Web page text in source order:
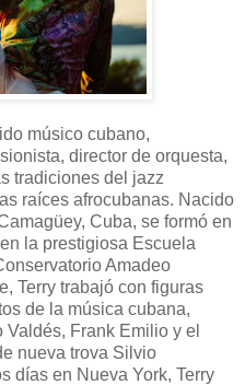
músico cubano,
director de orquesta,
tradiciones del jazz
raíces afrocubanas. Nacido
Cuba, se formó en
la prestigiosa Escuela
Amadeo
Terry trabajó con figuras
de la música cubana,
Frank Emilio y el
nueva trova Silvio
días en Nueva York, Terry